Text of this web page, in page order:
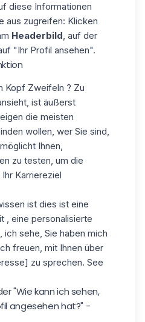
diese Informationen
aus zugreifen: Klicken
Headerbild, auf der
"Ihr Profil ansehen".
Kopf Zweifeln ? Zu
ist äußerst
die meisten
wollen, wer Sie sind,
Ihnen,
zu testen, um die
Karriereziel
ist dies ist eine
, eine personalisierte
ich sehe, Sie haben mich
freuen, mit Ihnen über
zu sprechen. See
"Wie kann ich sehen,
angesehen hat?" -